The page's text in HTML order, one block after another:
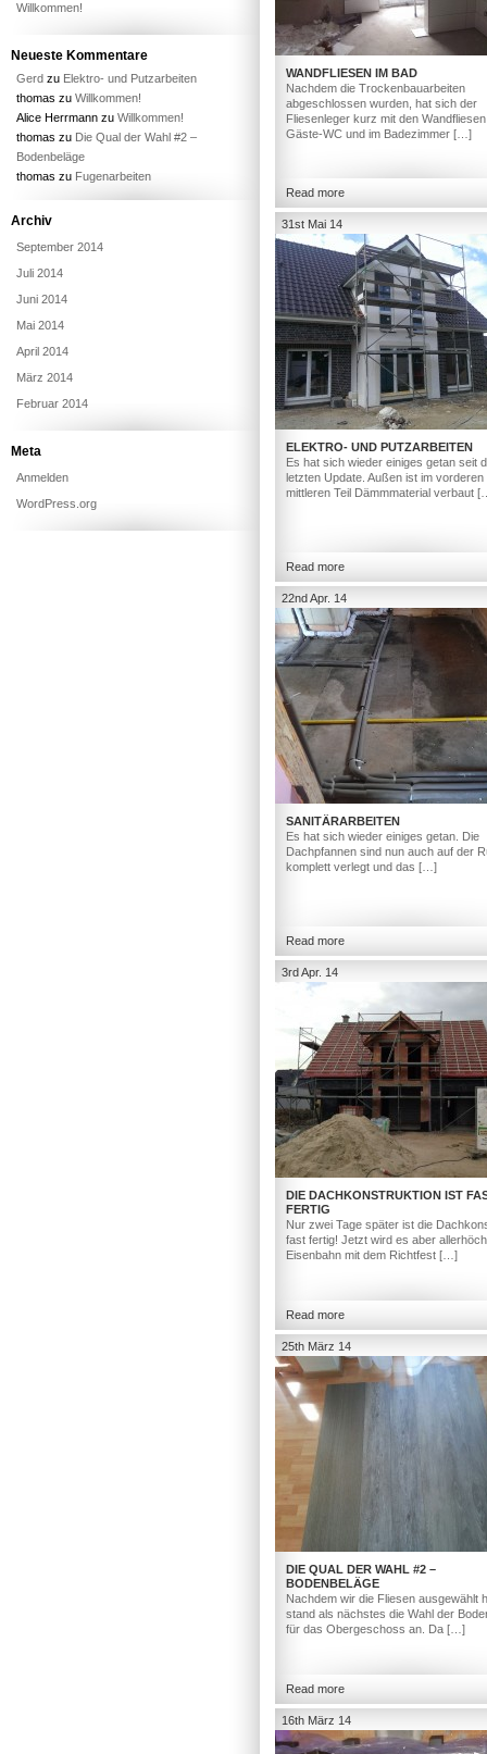
WANDFLIESEN IM BAD
Nachdem die Trockenbauarbeiten
abgeschlossen wurden, hat sich der
Fliesenleger kurz mit den
Gäste-WC und im Badezimmer […]
Read more
31st Mai 14
ELEKTRO- UND PUTZARBEITEN
Es hat sich wieder einiges getan seit
letzten Update. Außen ist im vorderen
mittleren Teil Dämmmaterial verbaut
Read more
22nd Apr. 14
SANITÄRARBEITEN
Es hat sich wieder einiges getan. Die
Dachpfannen sind nun auch auf der
komplett verlegt und das […]
Read more
3rd Apr. 14
DIE DACHKONSTRUKTION IST
FERTIG
Nur zwei Tage später ist die
fast fertig! Jetzt wird es aber
Eisenbahn mit dem Richtfest […]
Read more
25th März 14
DIE QUAL DER WAHL #2 –
BODENBELÄGE
Nachdem wir die Fliesen ausgewählt
stand als nächstes die Wahl der
für das Obergeschoss an. Da […]
Read more
16th März 14
Willkommen!
Neueste Kommentare
Gerd zu Elektro- und Putzarbeiten
thomas zu Willkommen!
Alice Herrmann zu Willkommen!
thomas zu Die Qual der Wahl #2 –
Bodenbeläge
thomas zu Fugenarbeiten
Archiv
September 2014
Juli 2014
Juni 2014
Mai 2014
April 2014
März 2014
Februar 2014
Meta
Anmelden
WordPress.org